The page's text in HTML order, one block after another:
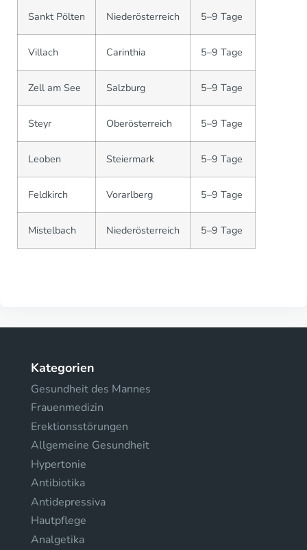
Sankt Pölten Niederösterreich 5–9 Tage
Villach Carinthia 5–9 Tage
Zell am See Salzburg 5–9 Tage
Steyr Oberösterreich 5–9 Tage
Leoben Steiermark 5–9 Tage
Feldkirch Vorarlberg 5–9 Tage
Mistelbach Niederösterreich 5–9 Tage
Kategorien
Gesundheit des Mannes
Frauenmedizin
Erektionsstörungen
Allgemeine Gesundheit
Hypertonie
Antibiotika
Antidepressiva
Hautpflege
Analgetika